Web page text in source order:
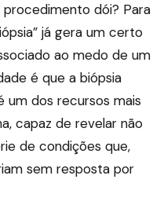
dói? Para
já gera um certo
ao medo de um
é que a biópsia
um dos recursos mais
capaz de revelar não
de condições que,
sem resposta por